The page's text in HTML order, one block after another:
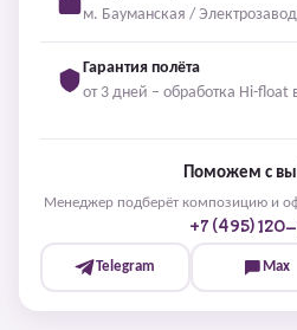
м. Бауманская /
Гарантия полёта
от 3 дней – обработка Hi-float
Поможем с
Менеджер подберёт композицию и
+7 (495)
Telegram Max